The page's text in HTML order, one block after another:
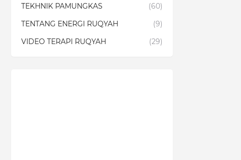
TEKHNIK PAMUNGKAS
(60)
TENTANG ENERGI RUQYAH
(9)
VIDEO TERAPI RUQYAH
(29)